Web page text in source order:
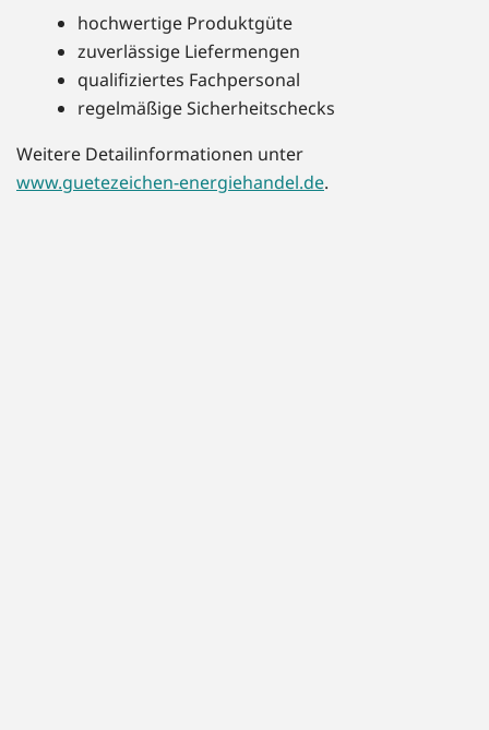
hochwertige Produktgüte
zuverlässige Liefermengen
qualifiziertes Fachpersonal
regelmäßige Sicherheitschecks
Weitere Detailinformationen unter
www.guetezeichen-energiehandel.de.